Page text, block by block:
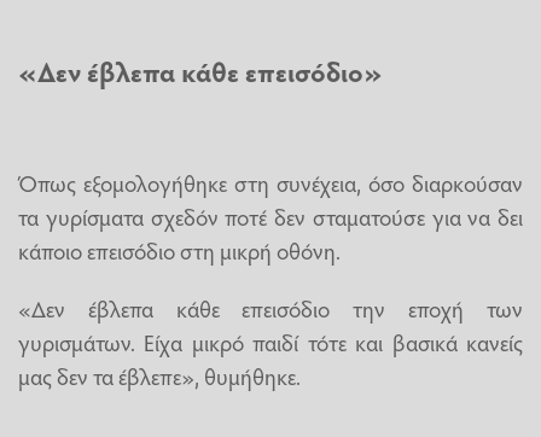
«Δεν έβλεπα κάθε επεισόδιο»
Όπως εξομολογήθηκε στη συνέχεια, όσο διαρκούσαν
τα γυρίσματα σχεδόν ποτέ δεν σταματούσε για να δει
κάποιο επεισόδιο στη μικρή οθόνη.
«Δεν έβλεπα κάθε επεισόδιο την εποχή των
γυρισμάτων. Είχα μικρό παιδί τότε και βασικά κανείς
μας δεν τα έβλεπε», θυμήθηκε.